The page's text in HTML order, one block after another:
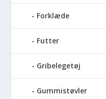
Forklæde
Futter
Gribelegetøj
Gummistøvler